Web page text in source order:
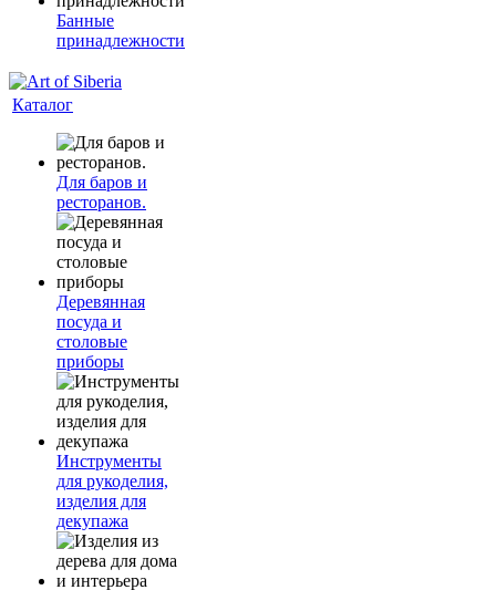
Банные
принадлежности
Каталог
Для баров и
ресторанов.
Деревянная
посуда и
столовые
приборы
Инструменты
для рукоделия,
изделия для
декупажа